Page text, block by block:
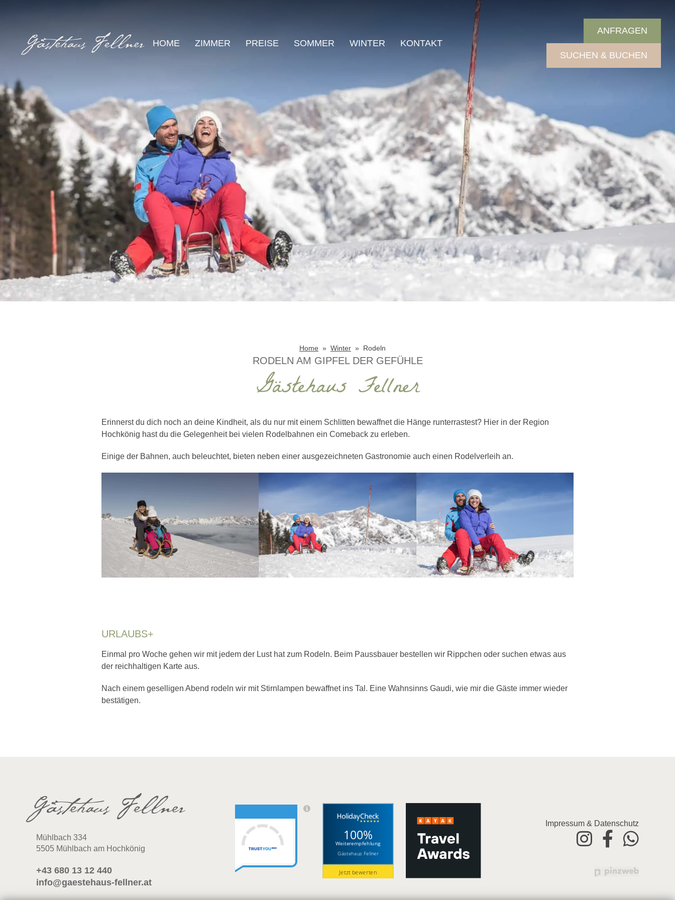
HOME ZIMMER PREISE SOMMER WINTER KONTAKT
ANFRAGEN
SUCHEN & BUCHEN
Home Winter Rodeln
RODELN AM GIPFEL DER GEFÜHLE
Gästehaus Fellner
Erinnerst du dich noch an deine Kindheit, als du nur mit einem Schlitten bewaffnet die Hänge runterrastest? Hier in der Region
Hochkönig hast du die Gelegenheit bei vielen Rodelbahnen ein Comeback zu erleben.
Einige der Bahnen, auch beleuchtet, bieten neben einer ausgezeichneten Gastronomie auch einen Rodelverleih an.
URLAUBS+
Einmal pro Woche gehen wir mit jedem der Lust hat zum Rodeln. Beim Paussbauer bestellen wir Rippchen oder suchen etwas aus
der reichhaltigen Karte aus.
Nach einem geselligen Abend rodeln wir mit Stirnlampen bewaffnet ins Tal. Eine Wahnsinns Gaudi, wie mir die Gäste immer wieder
bestätigen.
Mühlbach 334
5505 Mühlbach am Hochkönig
+43 680 13 12 440
info@gaestehaus-fellner.at
100%
Weiterempfehlung
Gästehaus Fellner
Jetzt bewerten
Impressum & Datenschutz